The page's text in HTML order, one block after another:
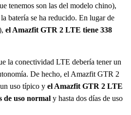
tenemos son las del modelo chino),
batería se ha reducido. En lugar de
el Amazfit GTR 2 LTE tiene 338
la conectividad LTE debería tener un
De hecho, el Amazfit GTR 2
uso típico y el Amazfit GTR 2 LTE
de uso normal y hasta dos días de uso